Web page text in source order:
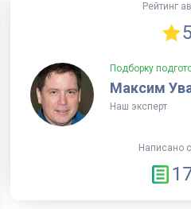
Рейтинг
Подборку
Максим
Наш эксперт
Написано